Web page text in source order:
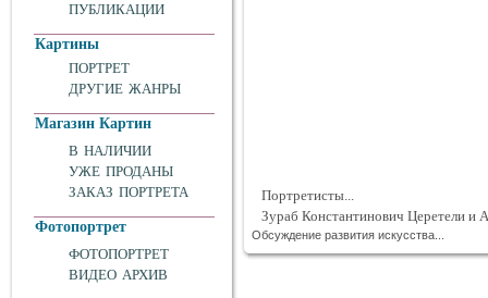
ПУБЛИКАЦИИ
Картины
ПОРТРЕТ
ДРУГИЕ ЖАНРЫ
Магазин Картин
В НАЛИЧИИ
УЖЕ ПРОДАНЫ
ЗАКАЗ ПОРТРЕТА
Фотопортрет
ФОТОПОРТРЕТ
ВИДЕО АРХИВ
Портретисты...
Зураб Константинович Церетели и
Обсуждение развития искусства...